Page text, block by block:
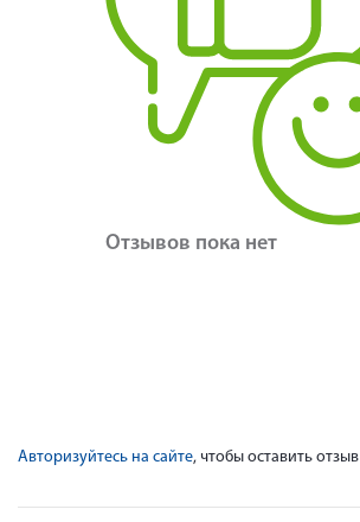
Отзывов пока нет
Авторизуйтесь на сайте, чтобы оставить отзыв